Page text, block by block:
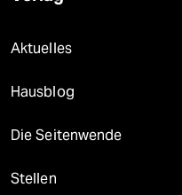
Aktuelles
Hausblog
Die Seitenwende
Stellen